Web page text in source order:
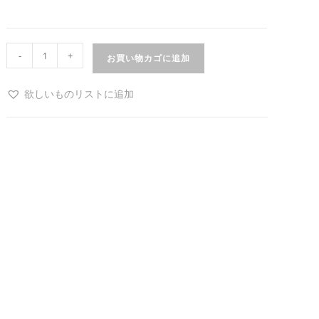
- + お買い物カゴに追加
欲しいものリストに追加